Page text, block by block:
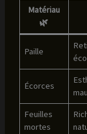
Matériau
🌿
Paille
Écorces
Feuilles
mortes